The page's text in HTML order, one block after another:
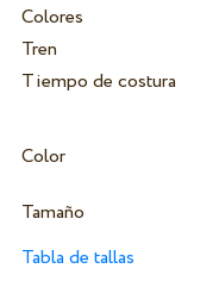
Colores
Tren
Tiempo de costura
Color
Tamaño
Tabla de tallas